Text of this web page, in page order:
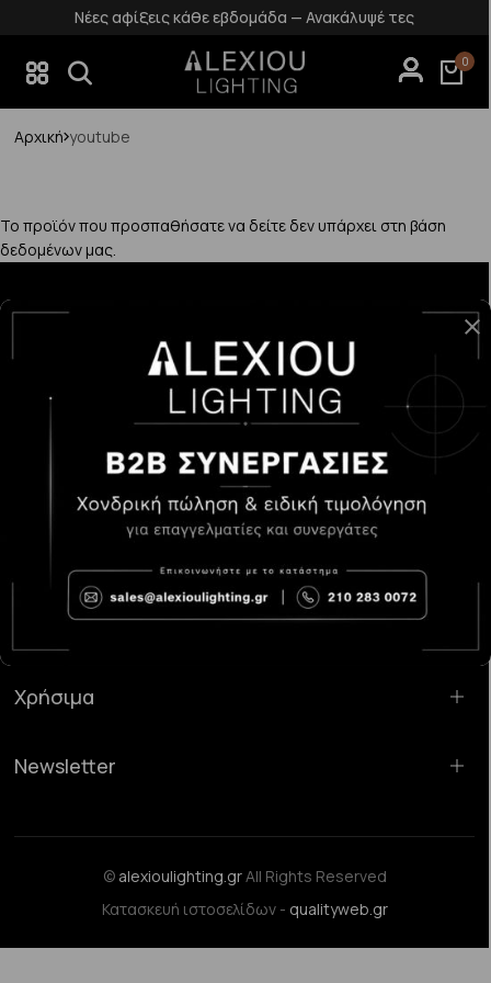
Νέες αφίξεις κάθε εβδομάδα — Ανακάλυψέ τες
0
Αρχική youtube
Το προϊόν που προσπαθήσατε να δείτε δεν υπάρχει στη βάση
δεδομένων μας.
Κατάστημα Χαλάνδρι:Σαρανταπόρου 55, 15232, Χαλάνδρι
sales@alexioulighting.gr
210 283 0072
6983123181
Χρήσιμα
Newsletter
© alexioulighting.grAll Rights Reserved
Κατασκευή ιστοσελίδων - qualityweb.gr